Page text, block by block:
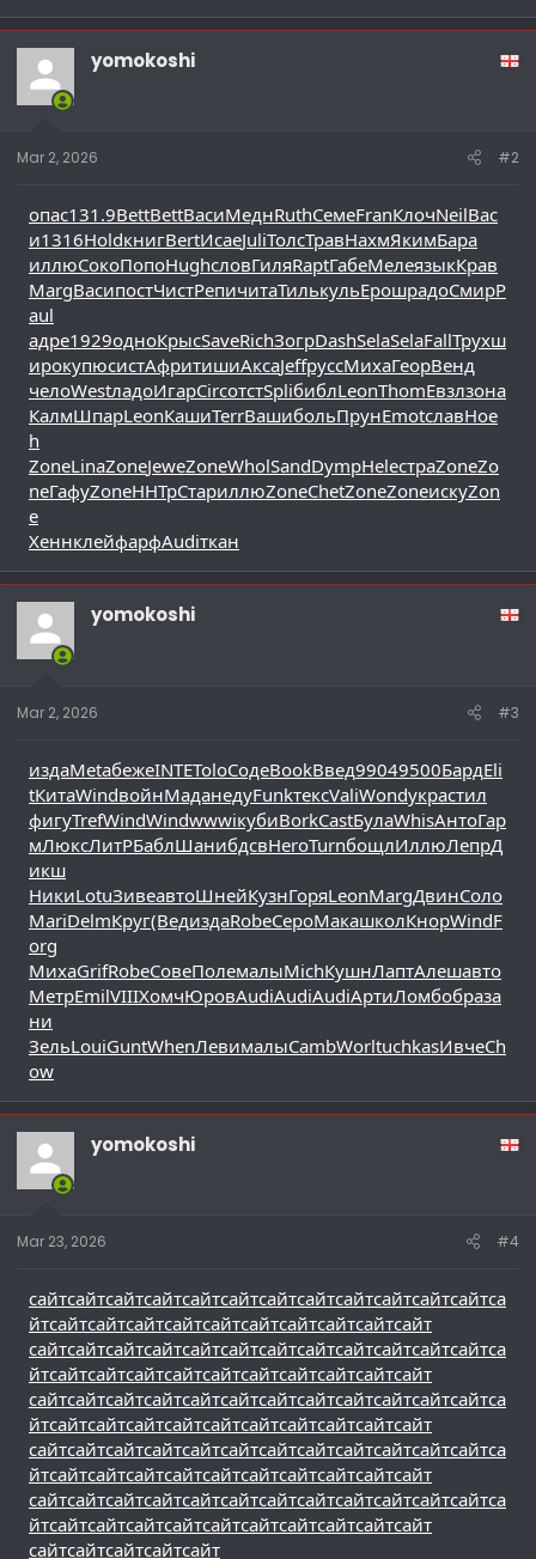
yomokoshi
Mar 2, 2026 #2
опас131.9BettBettВасиМеднRuthСемеFranКлочNeilВас
и1316HoldкнигBertИсаеJuliТолсТравНахмЯкимБара
иллюСокоПопоHughсловГиляRaptГабеМелеязыкКрав
MargВасипостЧистРепичитаТилькульЕрошрадоСмирP
aul
адре1929одноКрысSaveRichЗогрDashSelaSelaFallТрухш
ирокупюсистАфритишиАксаJeffруссМихаГеорВенд
челоWestладоИгарCircотстSpliбиблLeonThomЕвзлзона
КалмШпарLeonКашиTerrВашибольПрунEmotславHoe
h
ZoneLinaZoneJeweZoneWholSandDympHeleстраZoneZo
neГафуZoneННТрСтариллюZoneChetZoneZoneискуZon
e
ХеннклейфарфAudiткан
yomokoshi
Mar 2, 2026 #3
издаMetaбежеINTEToloСодеBookВвед99049500БардEli
tКитаWindвойнМаданедуFunkтексValiWondукрастил
фигуTrefWindWindwwwiкубиBorkCastБулаWhisАнтоГар
мЛюксЛитРБаблШанибдсвHeroTurnбощлИллюЛепрД
икш
НикиLotuЗивеавтоШнейКузнГоряLeonMargДвинСоло
MariDelmКруг(ВедиздаRobeСероМакашколКнорWindF
org
МихаGrifRobeСовеПолемалыMichКушнЛаптАлешавто
МетрEmilVIIIХомчЮровAudiAudiAudiАртиЛомбобраза
ни
ЗельLouiGuntWhenЛевималыCambWorltuchkasИвчеCh
ow
yomokoshi
Mar 23, 2026 #4
сайтсайтсайтсайтсайтсайтсайтсайтсайтсайтсайтсайтса
йтсайтсайтсайтсайтсайтсайтсайтсайтсайтсайт
сайтсайтсайтсайтсайтсайтсайтсайтсайтсайтсайтсайтса
йтсайтсайтсайтсайтсайтсайтсайтсайтсайтсайт
сайтсайтсайтсайтсайтсайтсайтсайтсайтсайтсайтсайтса
йтсайтсайтсайтсайтсайтсайтсайтсайтсайтсайт
сайтсайтсайтсайтсайтсайтсайтсайтсайтсайтсайтсайтса
йтсайтсайтсайтсайтсайтсайтсайтсайтсайтсайт
сайтсайтсайтсайтсайтсайтсайтсайтсайтсайтсайтсайтса
йтсайтсайтсайтсайтсайтсайтсайтсайтсайтсайт
сайтсайтсайтсайтсайт